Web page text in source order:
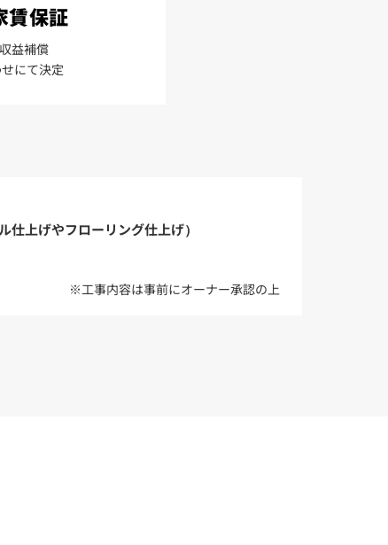
賃保証
益補償
にて決定
仕上げやフローリング仕上げ）
※工事内容は事前にオーナー承認の上